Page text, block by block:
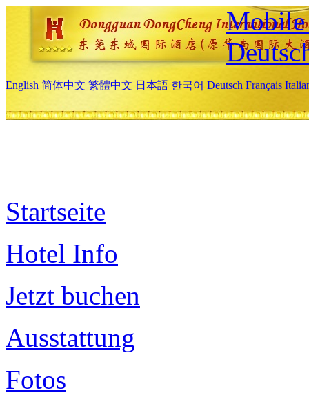
Mobile
English 简体中文 繁體中文 日本語 한국어 Deutsch Français
Startseite
Hotel Info
Jetzt buchen
Ausstattung
Fotos